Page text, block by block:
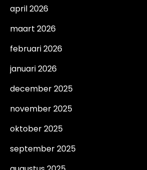
april 2026
maart 2026
februari 2026
januari 2026
december 2025
november 2025
oktober 2025
september 2025